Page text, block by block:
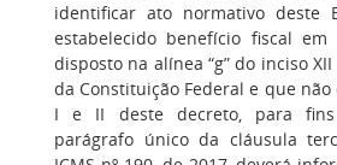
identificar ato normativo deste
estabelecido benefício fiscal
disposto na alínea “g” do inciso
da Constituição Federal e que não
I e II deste decreto, para
parágrafo único da cláusula